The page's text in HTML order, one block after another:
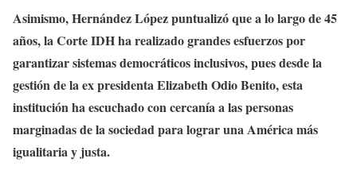
Asimismo, Hernández López puntualizó que a lo largo de 45
años, la Corte IDH ha realizado grandes esfuerzos por
garantizar sistemas democráticos inclusivos, pues desde la
gestión de la ex presidenta Elizabeth Odio Benito, esta
institución ha escuchado con cercanía a las personas
marginadas de la sociedad para lograr una América más
igualitaria y justa.